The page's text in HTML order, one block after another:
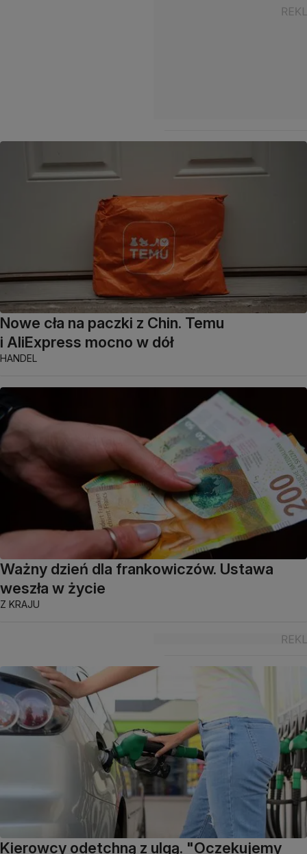
Nowe cła na paczki z Chin. Temu
i AliExpress mocno w dół
HANDEL
Ważny dzień dla frankowiczów. Ustawa
weszła w życie
Z KRAJU
Kierowcy odetchną z ulgą. "Oczekujemy